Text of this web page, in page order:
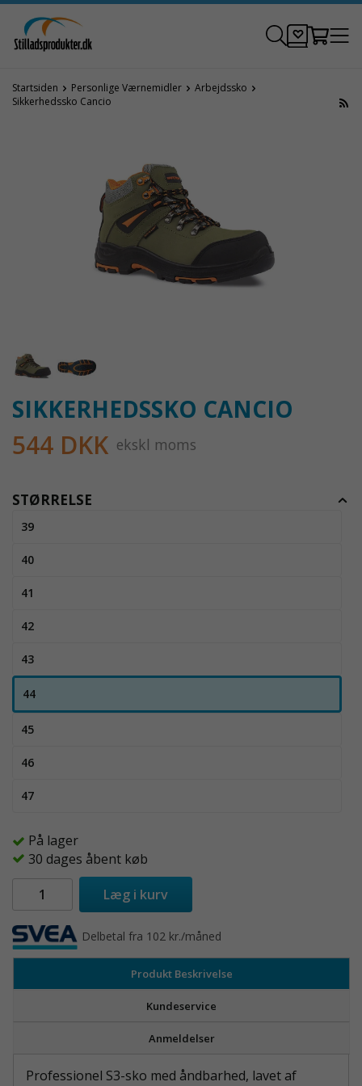
Startsiden Personlige Værnemidler
Arbejdssko
Sikkerhedssko Cancio
SIKKERHEDSSKO CANCIO
544 DKK ekskl moms
STØRRELSE
39
40
41
42
43
44
45
46
47
På lager
30 dages åbent køb
Læg i kurv
Delbetal fra 102 kr./måned
Produkt Beskrivelse
Kundeservice
Anmeldelser
Professionel S3-sko med åndbarhed, lavet af